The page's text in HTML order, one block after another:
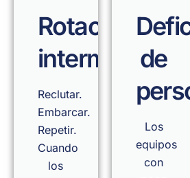
Rotación
interminable
Reclutar.
Embarcar.
Repetir.
Cuando
los
de
Los
equipos
con